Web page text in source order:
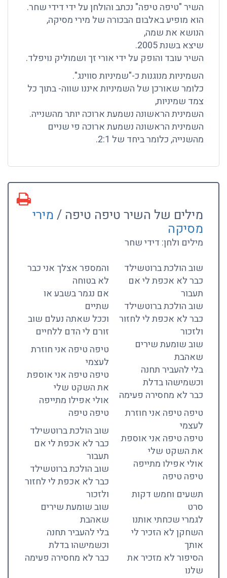
השיר "טיפה טיפה" נכתב והולחן על ידי דידי שחר.
הוא מופיע באלבום הבכורה של מירי מסיקה,
הנושא את שמה,
שיצא בשנת 2005.
השיר עובד והופק על ידי אורי זך ושמוליק נויפלד.
השמיניות מנוגנות כ-"שמיניות סווינג".
כלומר שאורכן של השמיניות איננו שווה- בתוך כל
צמד שמיניות,
השמינית הראשונה נשמעת ארוכה יותר מהשנייה.
השמינית הראשונה נשמעת ארוכה פי שניים
מהשנייה, כלומר ביחד של 2:1.
מילים של השיר טיפה טיפה /מירי
מסיקה
מילים ולחן: דידי שחר
שוב הולכת ברוטשילד
כבר לא אכפת לי אם
תעבור
שוב הולכת ברוטשילד
כבר לא אכפת לי לחזור
ולזכור
שוב שומעת שירים
שאהבת
בלי להעביר תחנה
וכשמישהו בדלת
כבר לא מחסירה פעימה
טיפה טיפה אני חוזרת
לעצמי
טיפה טיפה אני אוספת
את השקט שלי
אולי אפילו מתייפה
טיפה טיפה
תשעים וחמש דקות
סרט
לגמרי שכחתי אותנו
השחקן לא הזכיר לי
אותך
הסיפור לא מזכיר את
שלנו
והמספר אצלך אני כבר
לא בטוחה
אם נגמר בשבע או
שתיים
וככל שאתה נעלם שוב
זורם לי הדם ללחיים
טיפה טיפה אני חוזרת
לעצמי
טיפה טיפה אני אוספת
את השקט שלי
אולי אפילו מתייפה
טיפה טיפה
שוב הולכת ברוטשילד
כבר לא אכפת לי אם
תעבור
שוב הולכת ברוטשילד
כבר לא אכפת לי לחזור
ולזכור
שוב שומעת שירים
שאהבת
בלי להעביר תחנה
וכשמישהו בדלת
כבר לא מחסירה פעימה